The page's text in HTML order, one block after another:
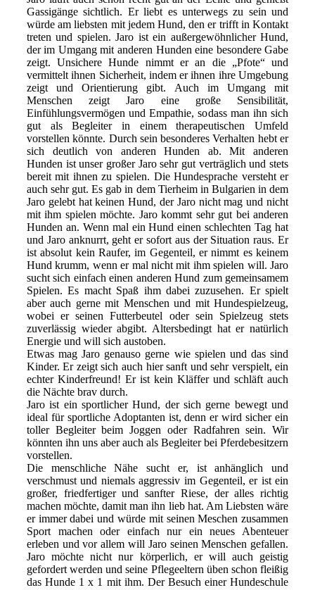
Gassigänge sichtlich. Er liebt es unterwegs zu sein und
würde am liebsten mit jedem Hund, den er trifft in Kontakt
treten und spielen. Jaro ist ein außergewöhnlicher Hund,
der im Umgang mit anderen Hunden eine besondere Gabe
zeigt. Unsichere Hunde nimmt er an die „Pfote“ und
vermittelt ihnen Sicherheit, indem er ihnen ihre Umgebung
zeigt und Orientierung gibt. Auch im Umgang mit
Menschen zeigt Jaro eine große Sensibilität,
Einfühlungsvermögen und Empathie, sodass man ihn sich
gut als Begleiter in einem therapeutischen Umfeld
vorstellen könnte. Durch sein besonderes Verhalten hebt er
sich deutlich von anderen Hunden ab. Mit anderen
Hunden ist unser großer Jaro sehr gut verträglich und stets
bereit mit ihnen zu spielen. Die Hundesprache versteht er
auch sehr gut. Es gab in dem Tierheim in Bulgarien in dem
Jaro gelebt hat keinen Hund, der Jaro nicht mag und nicht
mit ihm spielen möchte. Jaro kommt sehr gut bei anderen
Hunden an. Wenn mal ein Hund einen schlechten Tag hat
und Jaro anknurrt, geht er sofort aus der Situation raus. Er
ist absolut kein Raufer, im Gegenteil, er nimmt es keinem
Hund krumm, wenn er mal nicht mit ihm spielen will. Jaro
sucht sich einfach einen anderen Hund zum gemeinsamem
Spielen. Es macht Spaß ihm dabei zuzusehen. Er spielt
aber auch gerne mit Menschen und mit Hundespielzeug,
wobei er seinen Futterbeutel oder sein Spielzeug stets
zuverlässig wieder abgibt. Altersbedingt hat er natürlich
Energie und will sich austoben.
Etwas mag Jaro genauso gerne wie spielen und das sind
Kinder. Er zeigt sich auch hier sanft und sehr verspielt, ein
echter Kinderfreund! Er ist kein Kläffer und schläft auch
die Nächte brav durch.
Jaro ist ein sportlicher Hund, der sich gerne bewegt und
ideal für sportliche Adoptanten ist, denn er wird sicher ein
toller Begleiter beim Joggen oder Radfahren sein. Wir
könnten ihn uns aber auch als Begleiter bei Pferdebesitzern
vorstellen.
Die menschliche Nähe sucht er, ist anhänglich und
verschmust und niemals aggressiv im Gegenteil, er ist ein
großer, friedfertiger und sanfter Riese, der alles richtig
machen möchte, damit man ihn lieb hat. Am Liebsten wäre
er immer dabei und würde mit seinen Meschen zusammen
Sport machen oder einfach nur ein neues Abenteuer
erleben und vor allem will Jaro seinen Menschen gefallen.
Jaro möchte nicht nur körperlich, er will auch geistig
gefordert werden und seine Pflegeeltern üben schon fleißig
das Hunde 1 x 1 mit ihm. Der Besuch einer Hundeschule